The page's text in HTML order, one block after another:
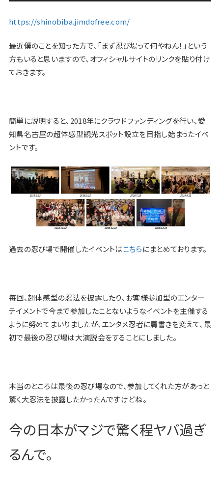
https://shinobiba.jimdofree.com/
最近僕のことを知った方で、「まず忍び場って何やねん！」という
方もいると思いますので、オフィシャルサイトのリンクを貼り付け
ておきます。
簡単に説明すると、2018年にクラウドファンディングを行い、愛
知県名古屋の超体感型観光スポット設立を目指し始まったイベ
ントです。
過去の忍び場で開催したイベントはこちらにまとめております。
毎回、超体感型の忍法を披露したり、お客様参加型のエンター
テイメントで今まで参加したことないようなイベントを主催する
ように努めてまいりましたが、エンタメ忍者に肩書きを変えて、最
初で最後の忍び場は大演説会をすることにしました。
本当のところは最後の忍び場なので、参加してくれた方があっと
驚く大忍法を披露したかったんですけどね。
今の日本がマジで驚く程ヤバ過ぎ
るんで。